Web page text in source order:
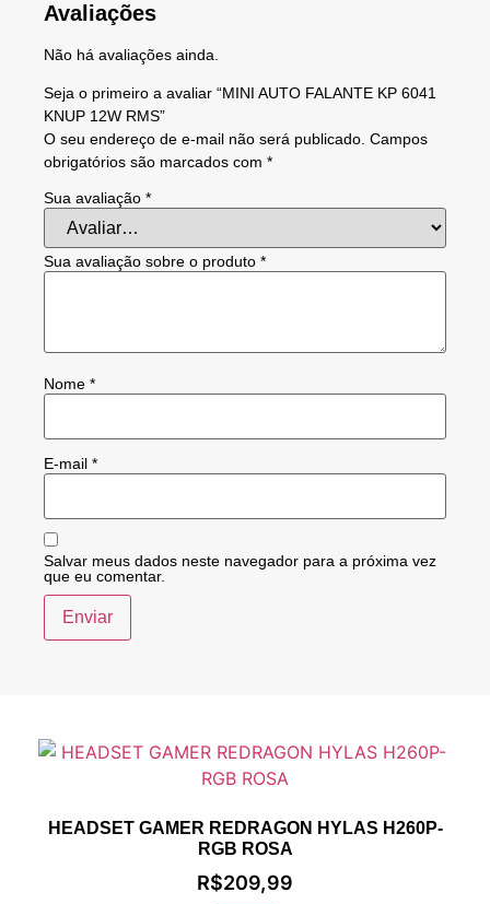
Avaliações
Não há avaliações ainda.
Seja o primeiro a avaliar “MINI AUTO FALANTE KP 6041
KNUP 12W RMS”
O seu endereço de e-mail não será publicado. Campos
obrigatórios são marcados com *
Sua avaliação *
Sua avaliação sobre o produto *
Nome *
E-mail *
Salvar meus dados neste navegador para a próxima vez
que eu comentar.
HEADSET GAMER REDRAGON HYLAS H260P-
RGB ROSA
R$209,99